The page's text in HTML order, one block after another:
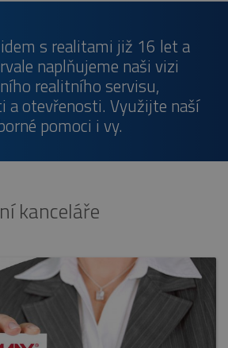
s realitami již 16 let a
naplňujeme naši vizi
realitního servisu,
a otevřenosti. Využijte naší
pomoci i vy.
kanceláře